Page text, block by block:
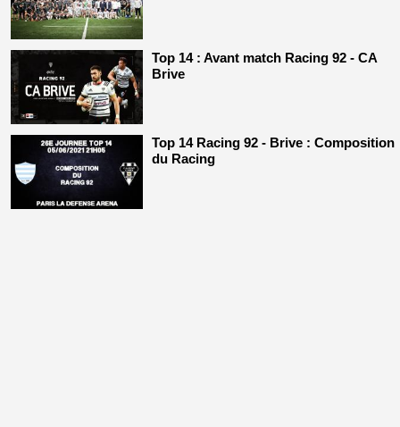
Top 14 : Avant match Racing 92 - CA
Brive
Top 14 Racing 92 - Brive : Composition
du Racing